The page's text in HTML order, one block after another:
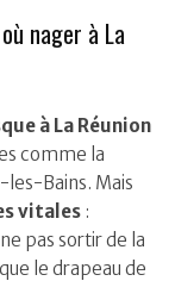
nager à La
à La Réunion
comme la
les-Bains. Mais
vitales :
pas sortir de la
le drapeau de